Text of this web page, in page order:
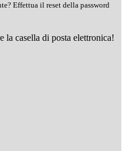
Effettua il reset della password
la casella di posta elettronica!